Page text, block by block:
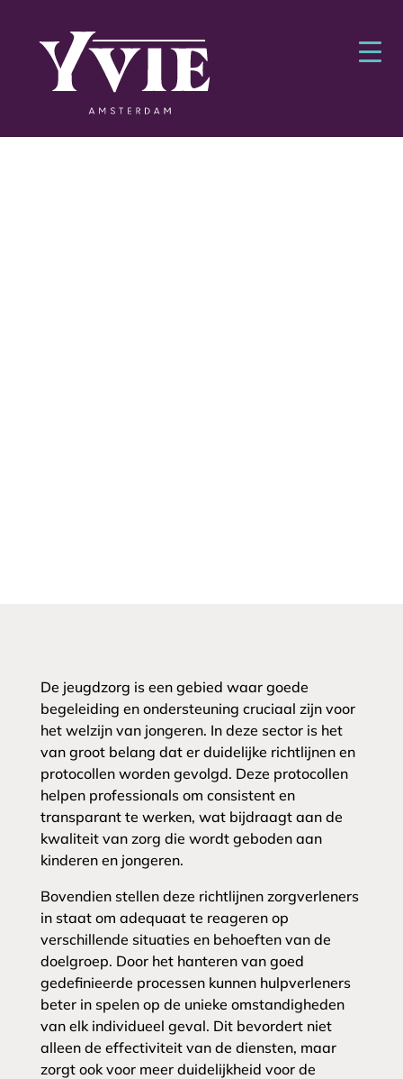
De jeugdzorg is een gebied waar goede
begeleiding en ondersteuning cruciaal zijn voor
het welzijn van jongeren. In deze sector is het
van groot belang dat er duidelijke richtlijnen en
protocollen worden gevolgd. Deze protocollen
helpen professionals om consistent en
transparant te werken, wat bijdraagt aan de
kwaliteit van zorg die wordt geboden aan
kinderen en jongeren.
Bovendien stellen deze richtlijnen zorgverleners
in staat om adequaat te reageren op
verschillende situaties en behoeften van de
doelgroep. Door het hanteren van goed
gedefinieerde processen kunnen hulpverleners
beter in spelen op de unieke omstandigheden
van elk individueel geval. Dit bevordert niet
alleen de effectiviteit van de diensten, maar
zorgt ook voor meer duidelijkheid voor de